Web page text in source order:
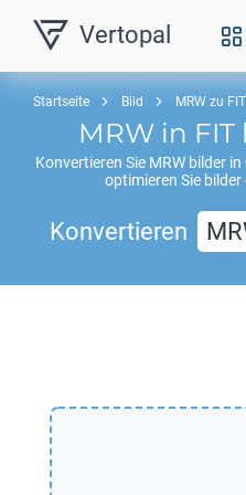
Vertopal
Startseite Bild MRW zu
MRW in FIT
Konvertieren Sie MRW bilder in
optimieren Sie
Konvertieren